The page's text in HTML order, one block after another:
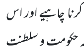
چاہیے اوراس
حکومت و سلطنت